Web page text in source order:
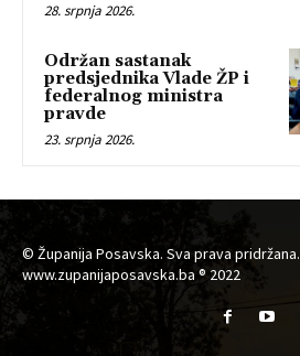
28. srpnja 2026.
Održan sastanak
predsjednika Vlade ŽP i
federalnog ministra
pravde
23. srpnja 2026.
© Županija Posavska. Sva prava pridržana.
www.zupanijaposavska.ba ® 2022